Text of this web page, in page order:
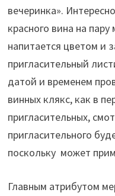
вечеринка».
красного вина на
напитается цветом и
пригласительный
датой и временем
винных клякс, как в
пригласительных,
пригласительного
поскольку может
Главным атрибутом